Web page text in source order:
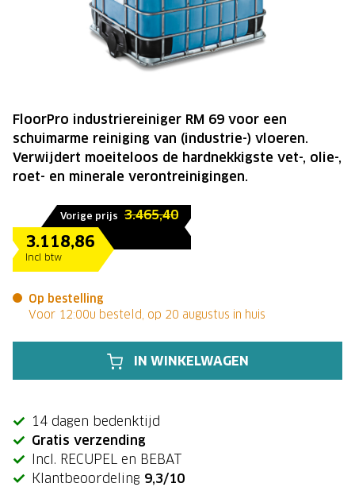
Vorige prijs 3.465,40
3.118,86
Incl btw
Op bestelling
Voor 12:00u besteld, op 20 augustus in huis
IN WINKELWAGEN
14 dagen bedenktijd
Gratis verzending
Incl. RECUPEL en BEBAT
Klantbeoordeling 9,3/10
FloorPro industriereiniger RM 69 voor een
schuimarme reiniging van (industrie-) vloeren.
Verwijdert moeiteloos de hardnekkigste vet-, olie-,
roet- en minerale verontreinigingen.